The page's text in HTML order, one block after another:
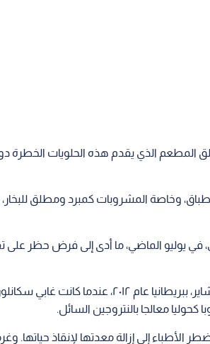
المطعم الذي يقدم هذه الحلويات الخطرة
وخاصة المشروبات كمبرد ومطلق للبخار،
في يوليو الماضي، ما أدى إلى فرض حظر على
ويمكن القول إن الحالة الأكثر شهرة وقعت في لانكشاير، ببريطانيا عام
معالجا بالنتروجين السائل.
الأطباء إلى إزالة معدتها لإنقاذ حياتها.